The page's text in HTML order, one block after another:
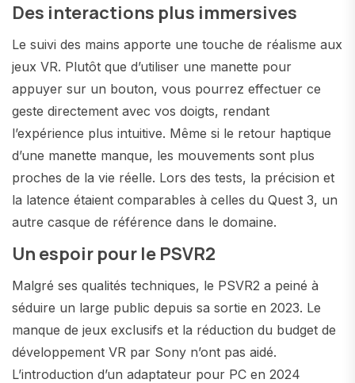
Des interactions plus immersives
Le suivi des mains apporte une touche de réalisme aux
jeux VR. Plutôt que d’utiliser une manette pour
appuyer sur un bouton, vous pourrez effectuer ce
geste directement avec vos doigts, rendant
l’expérience plus intuitive. Même si le retour haptique
d’une manette manque, les mouvements sont plus
proches de la vie réelle. Lors des tests, la précision et
la latence étaient comparables à celles du Quest 3, un
autre casque de référence dans le domaine.
Un espoir pour le PSVR2
Malgré ses qualités techniques, le PSVR2 a peiné à
séduire un large public depuis sa sortie en 2023. Le
manque de jeux exclusifs et la réduction du budget de
développement VR par Sony n’ont pas aidé.
L’introduction d’un adaptateur pour PC en 2024